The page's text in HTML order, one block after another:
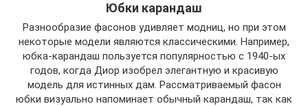
Юбки карандаш
Разнообразие фасонов удивляет модниц, но при этом
некоторые модели являются классическими. Например,
юбка-карандаш пользуется популярностью с 1940-ых
годов, когда Диор изобрел элегантную и красивую
модель для истинных дам. Рассматриваемый фасон
юбки визуально напоминает обычный карандаш, так как